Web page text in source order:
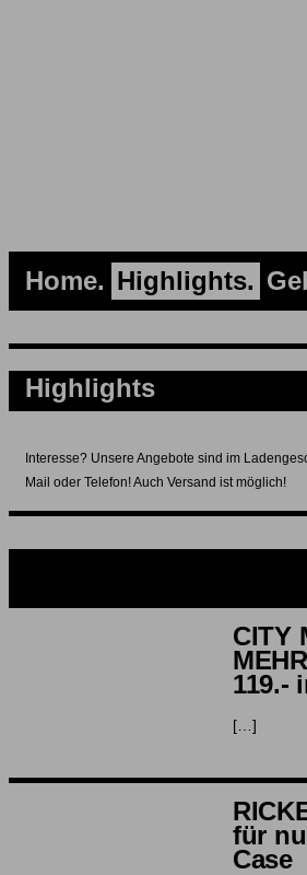
Home Highlights
Highlights
Interesse? Unsere Angebote sind im
Mail oder Telefon! Auch Versand ist möglich!
CITY
119.-
[…]
für
Case